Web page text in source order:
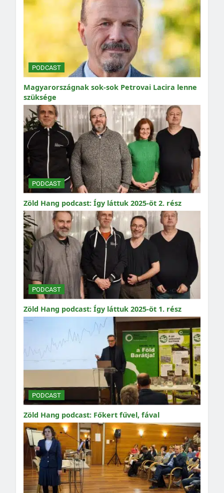
PODCAST
Magyarországnak sok-sok Petrovai Lacira lenne
szüksége
PODCAST
Zöld Hang podcast: Így láttuk 2025-öt 2. rész
PODCAST
Zöld Hang podcast: Így láttuk 2025-öt 1. rész
PODCAST
Zöld Hang podcast: Főkert fűvel, fával